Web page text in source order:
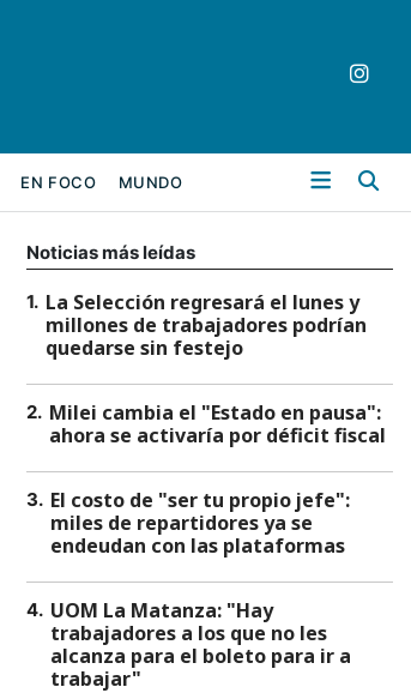
EN FOCO MUNDO
Noticias más leídas
1. La Selección regresará el lunes y
millones de trabajadores podrían
quedarse sin festejo
2. Milei cambia el "Estado en pausa":
ahora se activaría por déficit fiscal
3. El costo de "ser tu propio jefe":
miles de repartidores ya se
endeudan con las plataformas
4. UOM La Matanza: "Hay
trabajadores a los que no les
alcanza para el boleto para ir a
trabajar"